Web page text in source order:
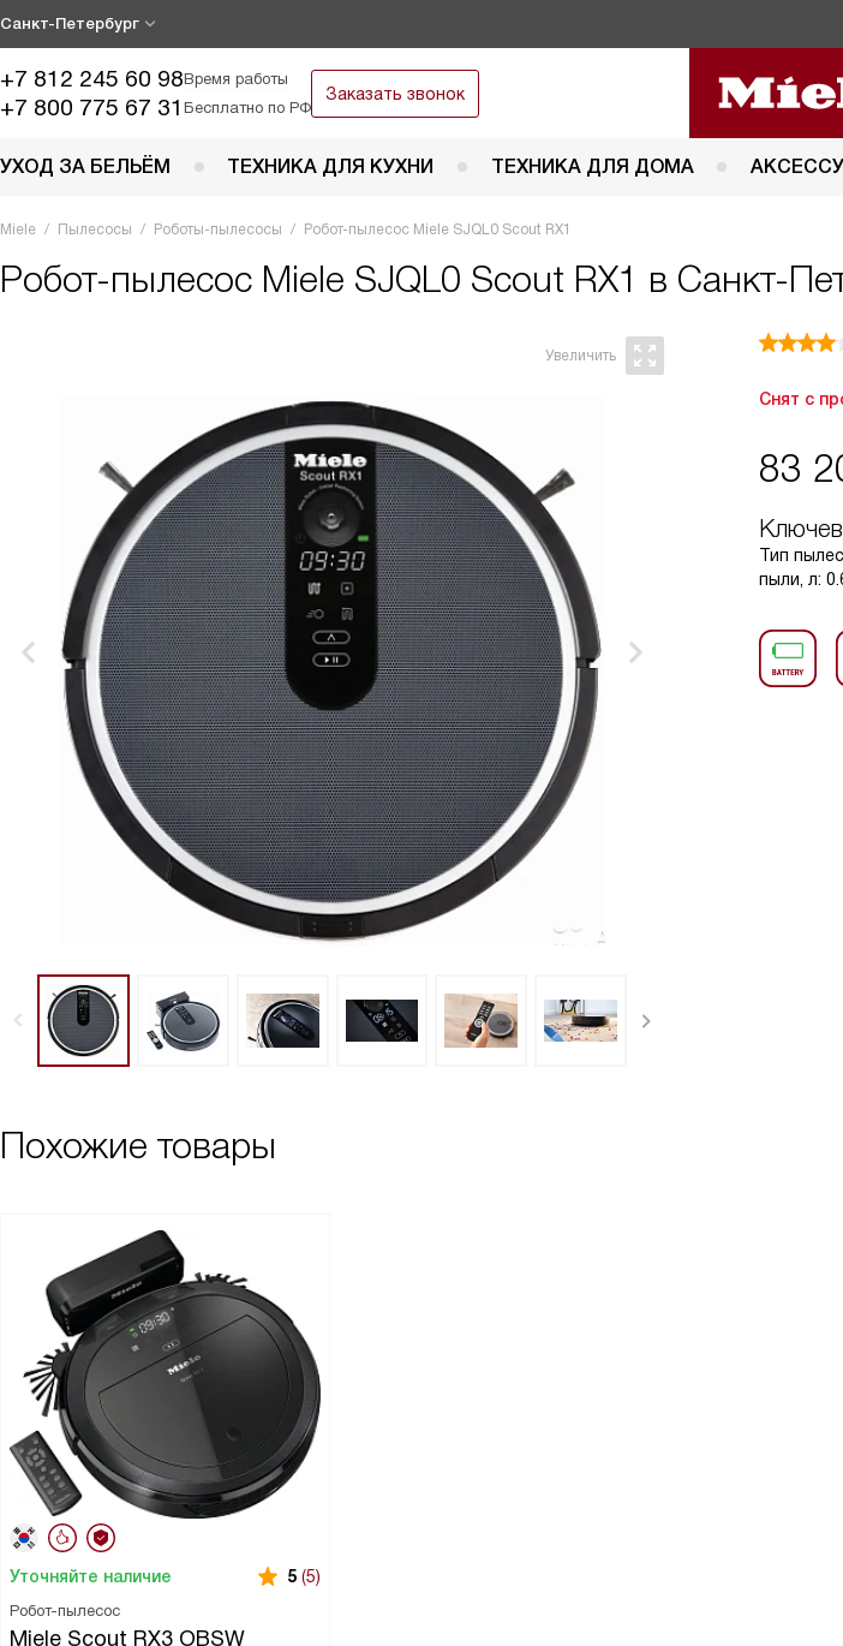
Санкт-Петербург
+7 812 245 60 98Время работы
+7 800 775 67 31 Бесплатно по РФ
Заказать звонок
УХОД ЗА БЕЛЬЁМ ТЕХНИКА ДЛЯ КУХНИ ТЕХНИКА ДЛЯ ДОМА
Miele Пылесосы Роботы-пылесосы Робот-пылесос Miele SJQL0 Scout RX1
Робот-пылесос Miele SJQL0 Scout RX1 в Санкт-
Снят с
83
Тип
пыли, л:
Похожие товары
Уточняйте наличие 5 (5)
Робот-пылесос
Miele Scout RX3 OBSW